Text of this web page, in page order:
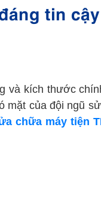
tin cậy
kích thước
mặt của đội ngũ
chữa máy tiện